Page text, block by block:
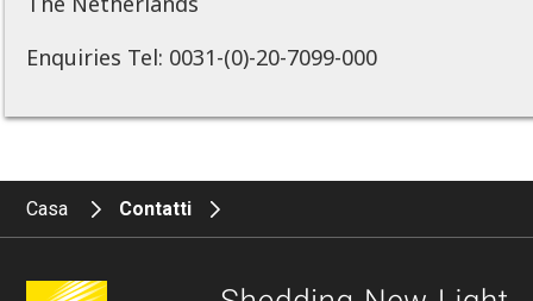
Enquiries Tel: 0031-(0)-20-7099-000
Casa Contatti